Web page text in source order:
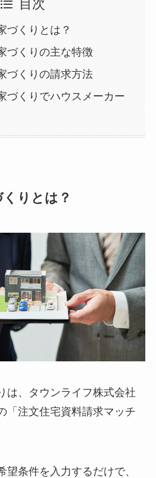
目次
づくりとは？
づくりの主な特徴
づくりの請求方法
づくりでハウスメーカー
りとは？
は、タウンライフ株式会社
「注文住宅資料請求マッチ
望条件を入力するだけで、